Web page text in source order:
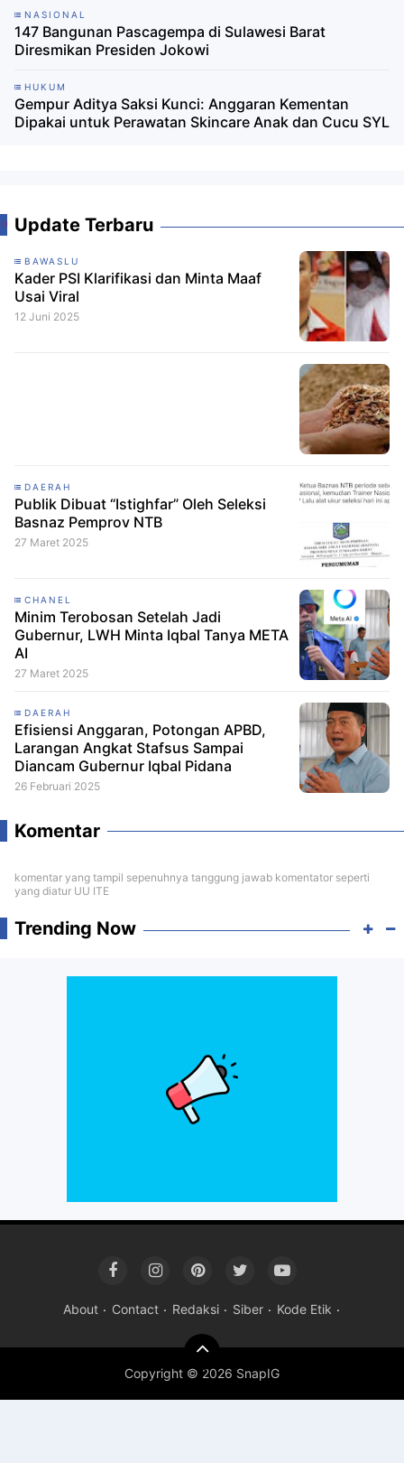
NASIONAL
147 Bangunan Pascagempa di Sulawesi Barat
Diresmikan Presiden Jokowi
HUKUM
Gempur Aditya Saksi Kunci: Anggaran Kementan
Dipakai untuk Perawatan Skincare Anak dan Cucu SYL
Update Terbaru
BAWASLU
Kader PSI Klarifikasi dan Minta Maaf
Usai Viral
12 Juni 2025
DAERAH
Publik Dibuat “Istighfar” Oleh Seleksi
Basnaz Pemprov NTB
27 Maret 2025
CHANEL
Minim Terobosan Setelah Jadi
Gubernur, LWH Minta Iqbal Tanya META
AI
27 Maret 2025
DAERAH
Efisiensi Anggaran, Potongan APBD,
Larangan Angkat Stafsus Sampai
Diancam Gubernur Iqbal Pidana
26 Februari 2025
Komentar
komentar yang tampil sepenuhnya tanggung jawab komentator seperti
yang diatur UU ITE
Trending Now
About Contact Redaksi Siber Kode Etik
Copyright © 2026 SnapIG